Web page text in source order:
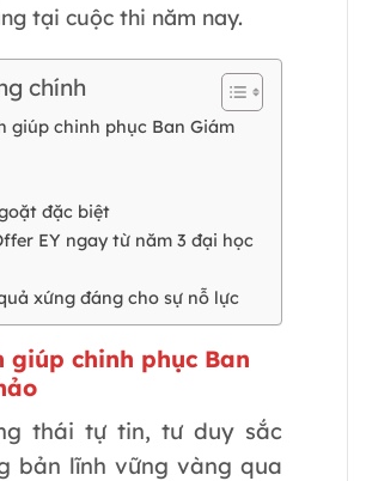
tại cuộc thi năm nay.
chính
giúp chinh phục Ban Giám
đặc biệt
EY ngay từ năm 3 đại học
xứng đáng cho sự nỗ lực
giúp chinh phục Ban
thái tự tin, tư duy sắc
bản lĩnh vững vàng qua